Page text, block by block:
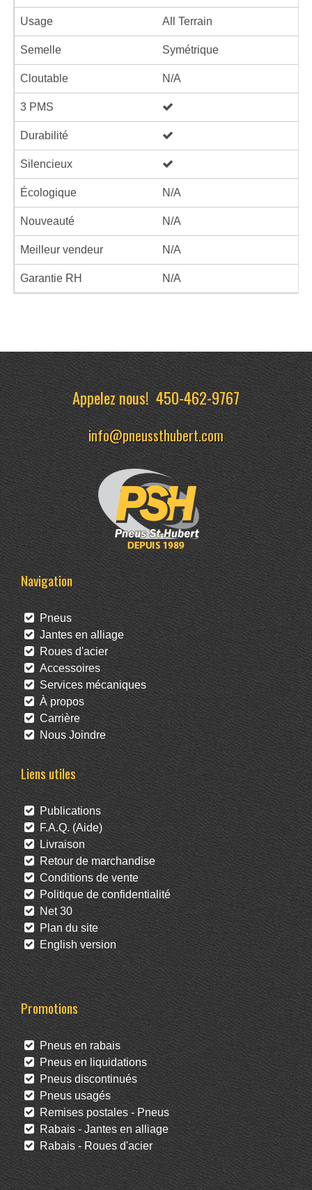
Usage All Terrain
Semelle Symétrique
Cloutable N/A
3 PMS
Durabilité
Silencieux
Écologique N/A
Nouveauté N/A
Meilleur vendeur N/A
Garantie RH N/A
Appelez nous!450-462-9767
info@pneussthubert.com
Navigation
Pneus
Jantes en alliage
Roues d'acier
Accessoires
Services mécaniques
À propos
Carrière
Nous Joindre
Liens utiles
Publications
F.A.Q. (Aide)
Livraison
Retour de marchandise
Conditions de vente
Politique de confidentialité
Net 30
Plan du site
English version
Promotions
Pneus en rabais
Pneus en liquidations
Pneus discontinués
Pneus usagés
Remises postales - Pneus
Rabais - Jantes en alliage
Rabais - Roues d'acier